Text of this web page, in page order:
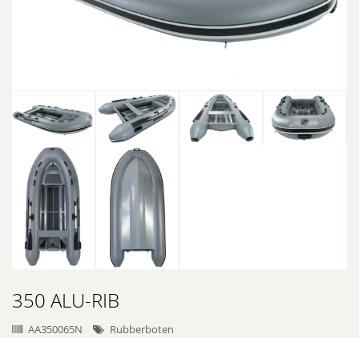
350 ALU-RIB
AA350065N Rubberboten